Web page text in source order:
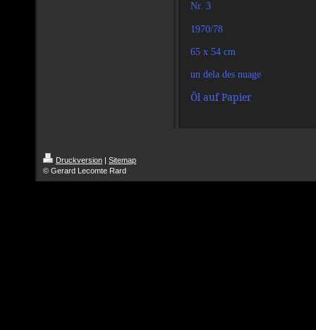
Nr. 3
1970/78
65 x 54 cm
un dela des nuage
Öl auf Papier
Druckversion | Sitemap
© Gerard Lecomte Rard